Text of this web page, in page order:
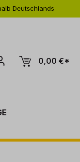
Deutschlands
0,00 €*